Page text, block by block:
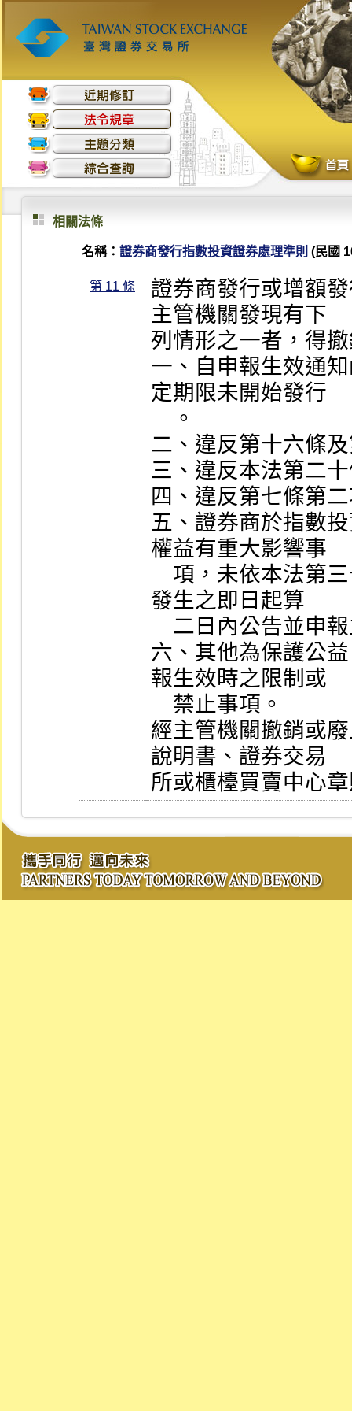
相關法條
名稱： 證券商發行指數投資證券處理準則 (民國
第 11 條
證券商發行或增額
主管機關發現有下
列情形之一者，得
一、自申報生效通
定期限未開始發行
二、違反第十六條
三、違反本法第二
四、違反第七條第
五、證券商於指數
權益有重大影響事
發生之即日起算
六、其他為保護公
報生效時之限制或
經主管機關撤銷或
說明書、證券交易
所或櫃檯買賣中心